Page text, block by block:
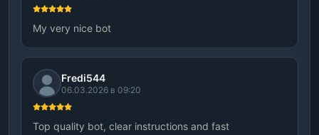
My very nice bot
Fredi544
06.03.2026 в 09:20
Top quality bot, clear instructions and fast